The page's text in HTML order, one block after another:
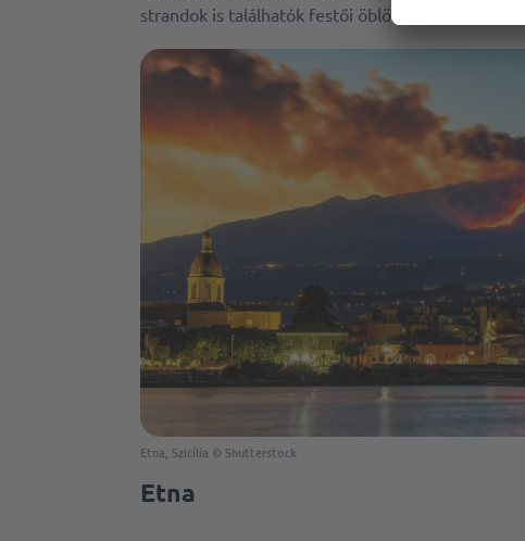
strandok is találhatók festői öblökkel és tiszta
Etna, Szicília © Shutterstock
Etna